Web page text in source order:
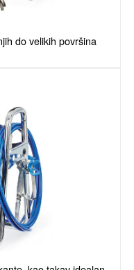
do velikih površina